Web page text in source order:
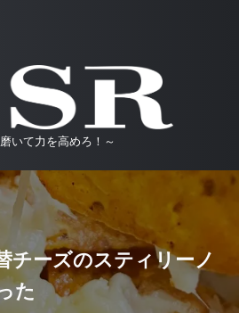
いて力を高めろ！～
チーズのスティリーノ
た